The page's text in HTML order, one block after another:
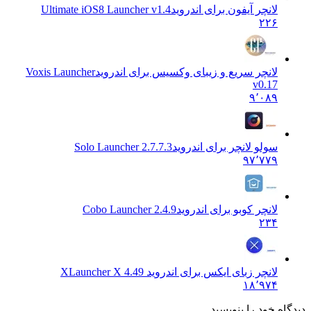
لانچر آیفون برای اندروید Ultimate iOS8 Launcher v1.4
لانچر سریع و زیبای وکسیس برای اندروید Voxis Launcher
سولو لانچر برای اندروید Solo Launcher 2.7.7.3
۹۷٬۷۷۹
لانچر کوبو برای اندروید Cobo Launcher 2.4.9
لانچر زبای ایکس برای اندروید X Launcher X 4.49
۱۸٬۹۷۴